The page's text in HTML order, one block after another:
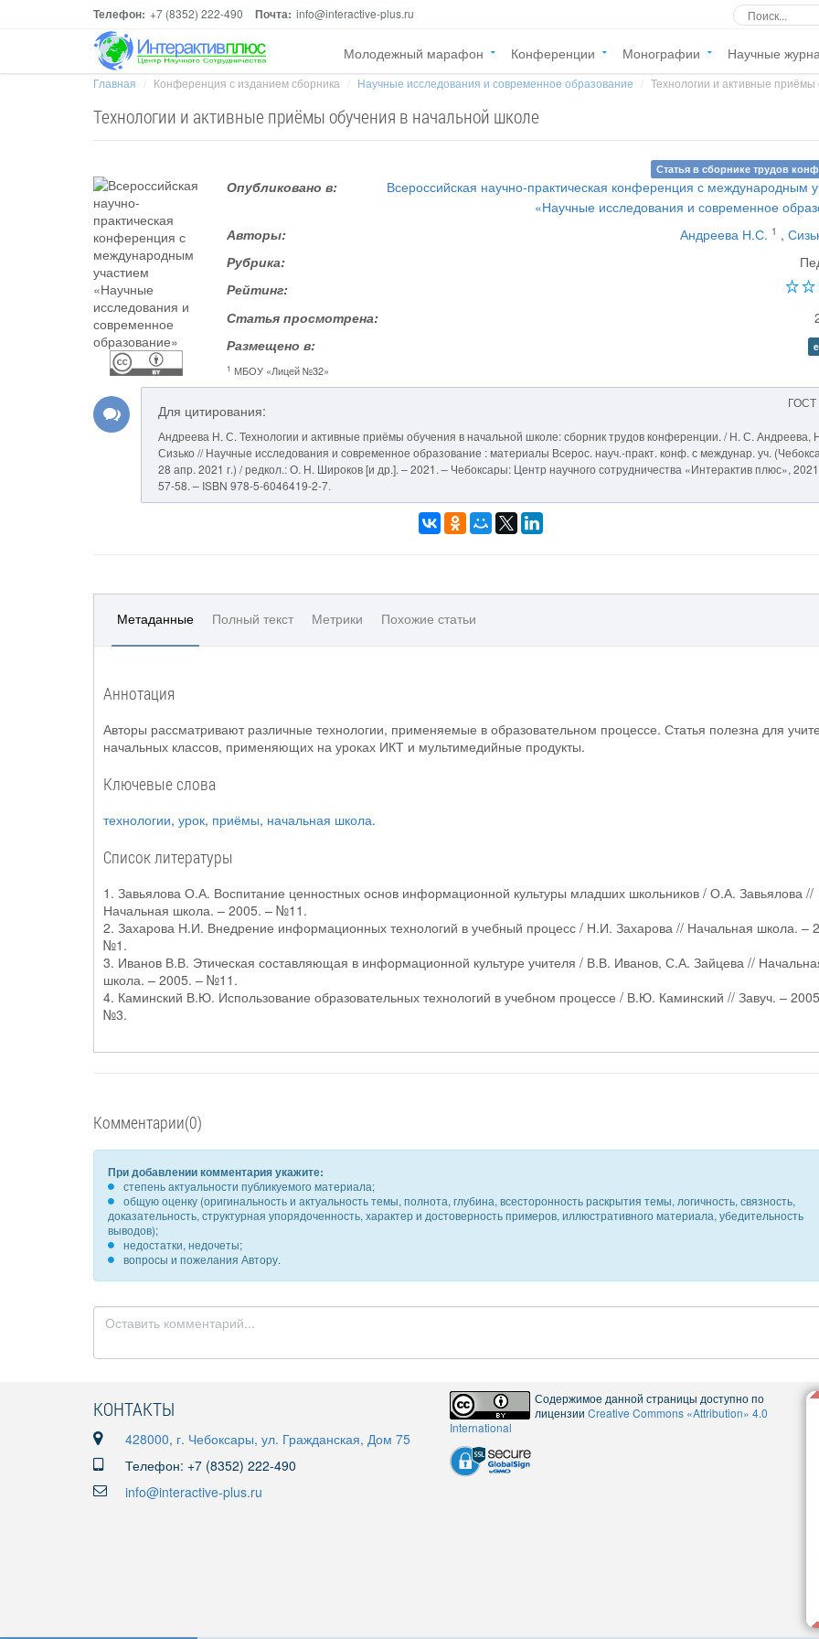
Телефон: +7 (8352) 222-490 Почта: info@interactive-plus.ru
Молодежный марафон Конференции Монографии Научные
Главная Конференция с изданием сборника Научные исследования и современное образование Технологии и активные приёмы
Технологии и активные приёмы обучения в начальной школе
Статья в сборнике трудов
Опубликовано в:
Всероссийская научно-практическая конференция с международным
«Научные исследования и современное
Авторы:
Андреева Н.С. 1 ,
Рубрика:
Рейтинг:
Статья просмотрена:
Размещено в:
1 МБОУ «Лицей №32»
ГОСТ
Для цитирования:
Андреева Н. С. Технологии и активные приёмы обучения в начальной школе: сборник трудов конференции. / Н. С. Андреева,
Сизько // Научные исследования и современное образование : материалы Всерос. науч.-практ. конф. с междунар. уч.
28 апр. 2021 г.) / редкол.: О. Н. Широков [и др.]. – 2021. – Чебоксары: Центр научного сотрудничества «Интерактив плюс»,
57-58. – ISBN 978-5-6046419-2-7.
Метаданные Полный текст Метрики Похожие статьи
Аннотация
Авторы рассматривают различные технологии, применяемые в образовательном процессе. Статья полезна для
начальных классов, применяющих на уроках ИКТ и мультимедийные продукты.
Ключевые слова
технологии, урок, приёмы, начальная школа.
Список литературы
1. Завьялова О.А. Воспитание ценностных основ информационной культуры младших школьников / О.А. Завьялова //
Начальная школа. – 2005. – №11.
2. Захарова Н.И. Внедрение информационных технологий в учебный процесс / Н.И. Захарова // Начальная школа. –
№1.
3. Иванов В.В. Этическая составляющая в информационной культуре учителя / В.В. Иванов, С.А. Зайцева //
школа. – 2005. – №11.
4. Каминский В.Ю. Использование образовательных технологий в учебном процессе / В.Ю. Каминский // Завуч. –
№3.
Комментарии(0)
При добавлении комментария укажите:
степень актуальности публикуемого материала;
общую оценку (оригинальность и актуальность темы, полнота, глубина, всесторонность раскрытия темы, логичность, связность,
доказательность, структурная упорядоченность, характер и достоверность примеров, иллюстративного материала, убедительность
выводов);
недостатки, недочеты;
вопросы и пожелания Автору.
КОНТАКТЫ
428000, г. Чебоксары, ул. Гражданская, Дом 75
Телефон: +7 (8352) 222-490
info@interactive-plus.ru
Содержимое данной страницы доступно по
лицензии Creative Commons «Attribution» 4.0
International